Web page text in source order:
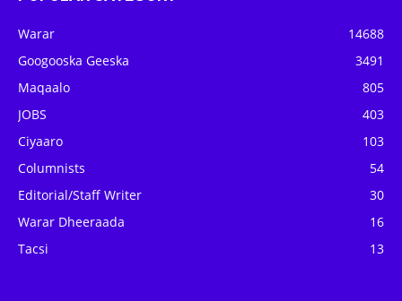
Warar
14688
Googooska Geeska
3491
Maqaalo
805
JOBS
403
Ciyaaro
103
Columnists
54
Editorial/Staff Writer
30
Warar Dheeraada
16
Tacsi
13